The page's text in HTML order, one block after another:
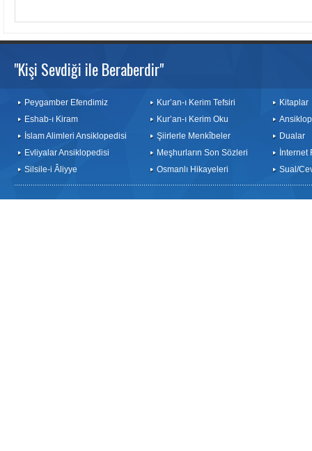
"Kişi Sevdiği ile Beraberdir"
Peygamber Efendimiz
Eshab-ı Kiram
İslam Alimleri Ansiklopedisi
Evliyalar Ansiklopedisi
Silsile-i Âliyye
Kur’an-ı Kerim Tefsiri
Kur’an-ı Kerim Oku
Şiirlerle Menkîbeler
Meşhurların Son Sözleri
Osmanlı Hikayeleri
Kitaplar
Dualar
İnternet
Sual/